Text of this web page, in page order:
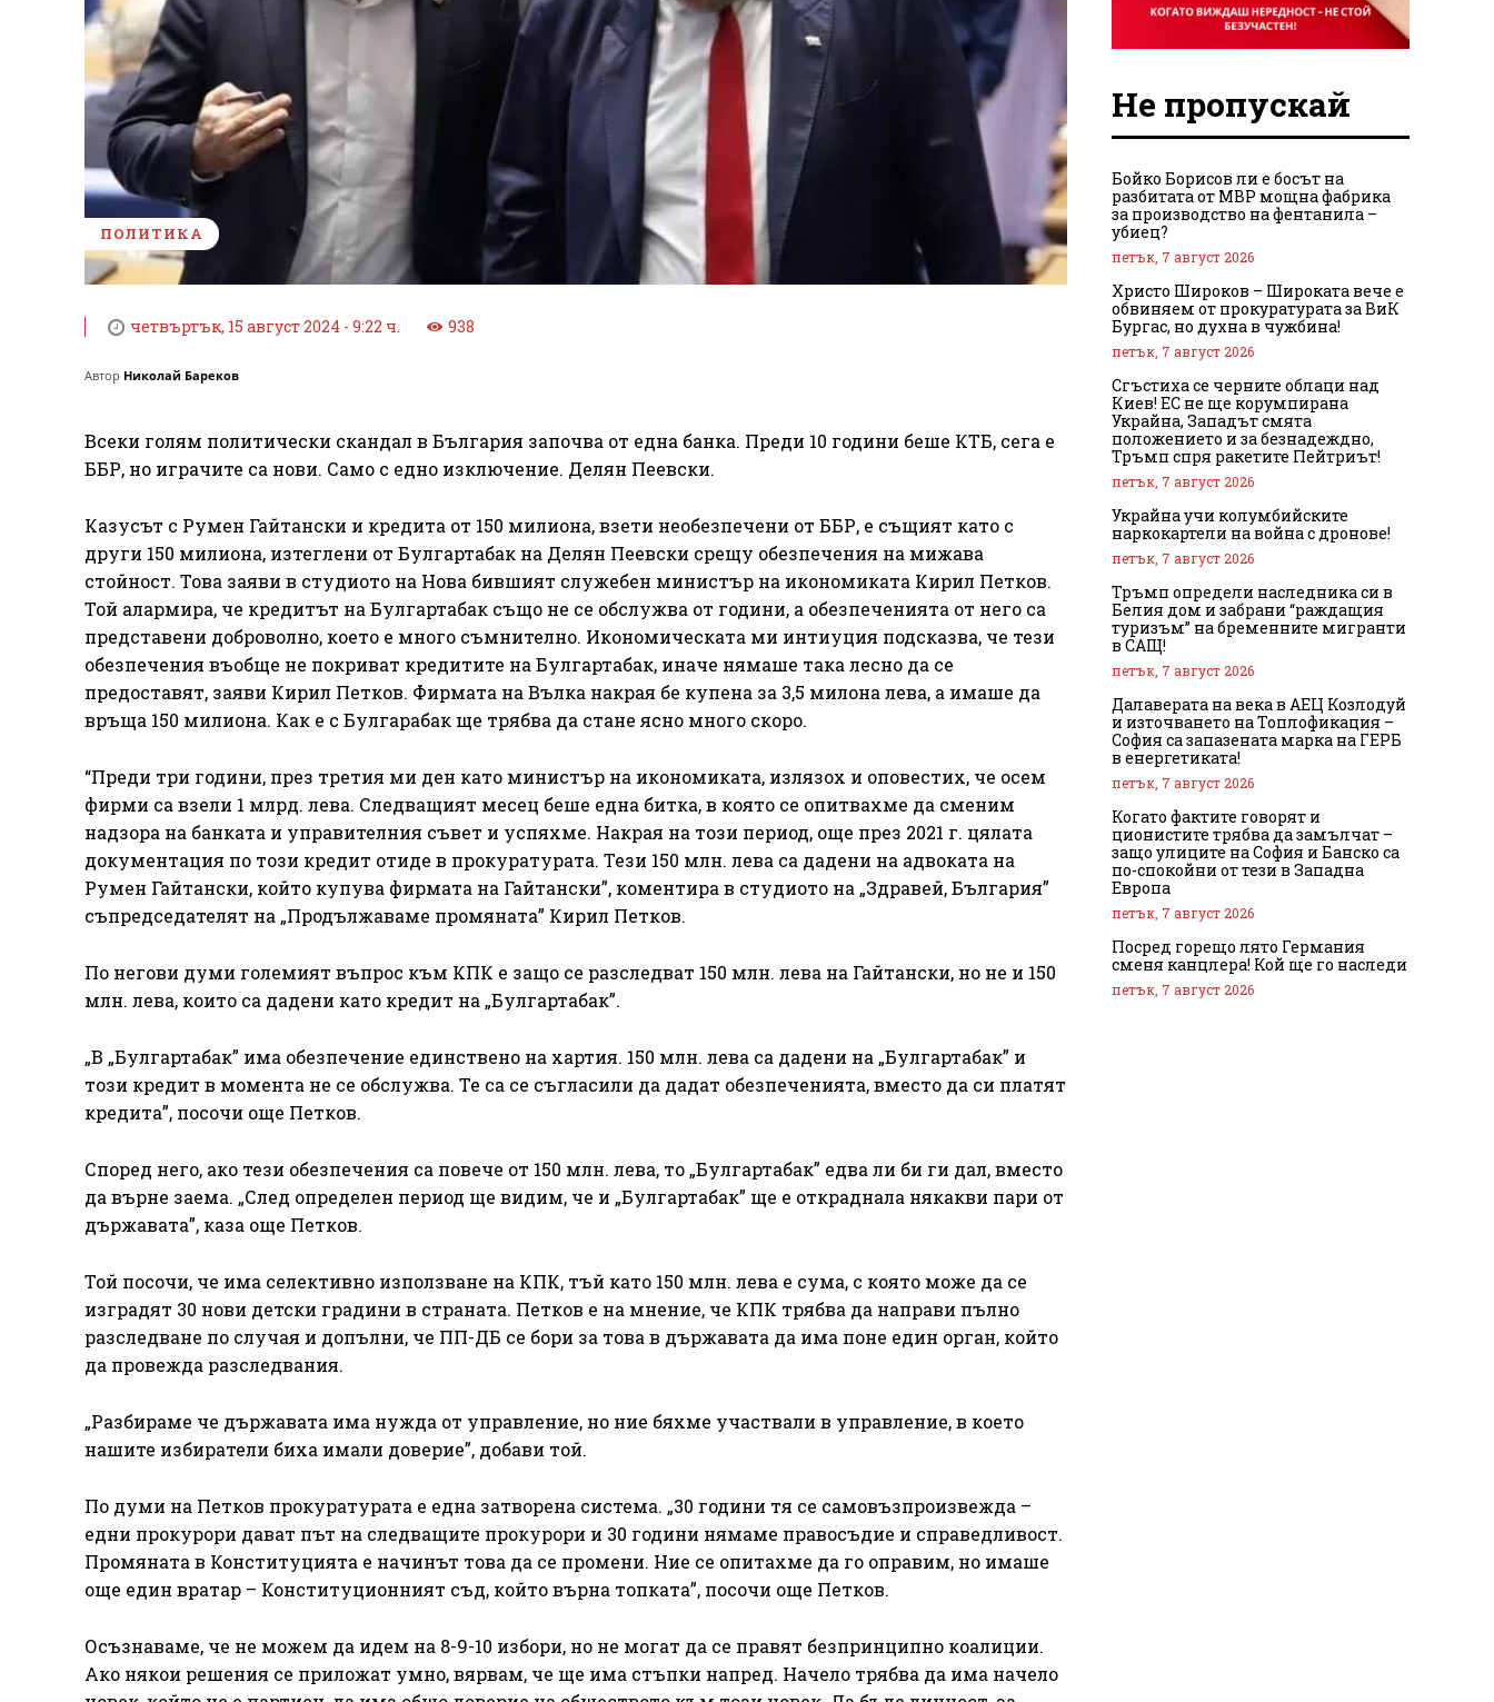
ПОЛИТИКА
четвъртък, 15 август 2024 - 9:22 ч. 938
Автор Николай Бареков
Всеки голям политически скандал в България започва от една банка. Преди 10 години беше КТБ, сега е
ББР, но играчите са нови. Само с едно изключение. Делян Пеевски.
Казусът с Румен Гайтански и кредита от 150 милиона, взети необезпечени от ББР, е същият като с
други 150 милиона, изтеглени от Булгартабак на Делян Пеевски срещу обезпечения на мижава
стойност. Това заяви в студиото на Нова бившият служебен министър на икономиката Кирил Петков.
Той алармира, че кредитът на Булгартабак също не се обслужва от години, а обезпеченията от него са
представени доброволно, което е много съмнително. Икономическата ми интиуция подсказва, че тези
обезпечения въобще не покриват кредитите на Булгартабак, иначе нямаше така лесно да се
предоставят, заяви Кирил Петков. Фирмата на Вълка накрая бе купена за 3,5 милона лева, а имаше да
връща 150 милиона. Как е с Булгарабак ще трябва да стане ясно много скоро.
“Преди три години, през третия ми ден като министър на икономиката, излязох и оповестих, че осем
фирми са взели 1 млрд. лева. Следващият месец беше една битка, в която се опитвахме да сменим
надзора на банката и управителния съвет и успяхме. Накрая на този период, още през 2021 г. цялата
документация по този кредит отиде в прокуратурата. Тези 150 млн. лева са дадени на адвоката на
Румен Гайтански, който купува фирмата на Гайтански”, коментира в студиото на „Здравей, България”
съпредседателят на „Продължаваме промяната” Кирил Петков.
По негови думи големият въпрос към КПК е защо се разследват 150 млн. лева на Гайтански, но не и 150
млн. лева, които са дадени като кредит на „Булгартабак”.
„В „Булгартабак” има обезпечение единствено на хартия. 150 млн. лева са дадени на „Булгартабак” и
този кредит в момента не се обслужва. Те са се съгласили да дадат обезпеченията, вместо да си платят
кредита”, посочи още Петков.
Според него, ако тези обезпечения са повече от 150 млн. лева, то „Булгартабак” едва ли би ги дал, вместо
да върне заема. „След определен период ще видим, че и „Булгартабак” ще е откраднала някакви пари от
държавата”, каза още Петков.
Той посочи, че има селективно използване на КПК, тъй като 150 млн. лева е сума, с която може да се
изградят 30 нови детски градини в страната. Петков е на мнение, че КПК трябва да направи пълно
разследване по случая и допълни, че ПП-ДБ се бори за това в държавата да има поне един орган, който
да провежда разследвания.
„Разбираме че държавата има нужда от управление, но ние бяхме участвали в управление, в което
нашите избиратели биха имали доверие”, добави той.
По думи на Петков прокуратурата е една затворена система. „30 години тя се самовъзпроизвежда –
едни прокурори дават път на следващите прокурори и 30 години нямаме правосъдие и справедливост.
Промяната в Конституцията е начинът това да се промени. Ние се опитахме да го оправим, но имаше
още един вратар – Конституционният съд, който върна топката”, посочи още Петков.
Осъзнаваме, че не можем да идем на 8-9-10 избори, но не могат да се правят безпринципно коалиции.
Ако някои решения се приложат умно, вярвам, че ще има стъпки напред. Начело трябва да има начело
Не пропускай
Бойко Борисов ли е босът на
разбитата от МВР мощна фабрика
за производство на фентанила –
убиец?
петък, 7 август 2026
Христо Широков – Широката вече е
обвиняем от прокуратурата за ВиК
Бургас, но духна в чужбина!
петък, 7 август 2026
Сгъстиха се черните облаци над
Киев! ЕС не ще корумпирана
Украйна, Западът смята
положението и за безнадеждно,
Тръмп спря ракетите Пейтриът!
петък, 7 август 2026
Украйна учи колумбийските
наркокартели на война с дронове!
петък, 7 август 2026
Тръмп определи наследника си в
Белия дом и забрани “раждащия
туризъм” на бременните мигранти
в САЩ!
петък, 7 август 2026
Далаверата на века в АЕЦ Козлодуй
и източването на Топлофикация –
София са запазената марка на ГЕРБ
в енергетиката!
петък, 7 август 2026
Когато фактите говорят и
ционистите трябва да замълчат –
защо улиците на София и Банско са
по-спокойни от тези в Западна
Европа
петък, 7 август 2026
Посред горещо лято Германия
сменя канцлера! Кой ще го наследи
петък, 7 август 2026